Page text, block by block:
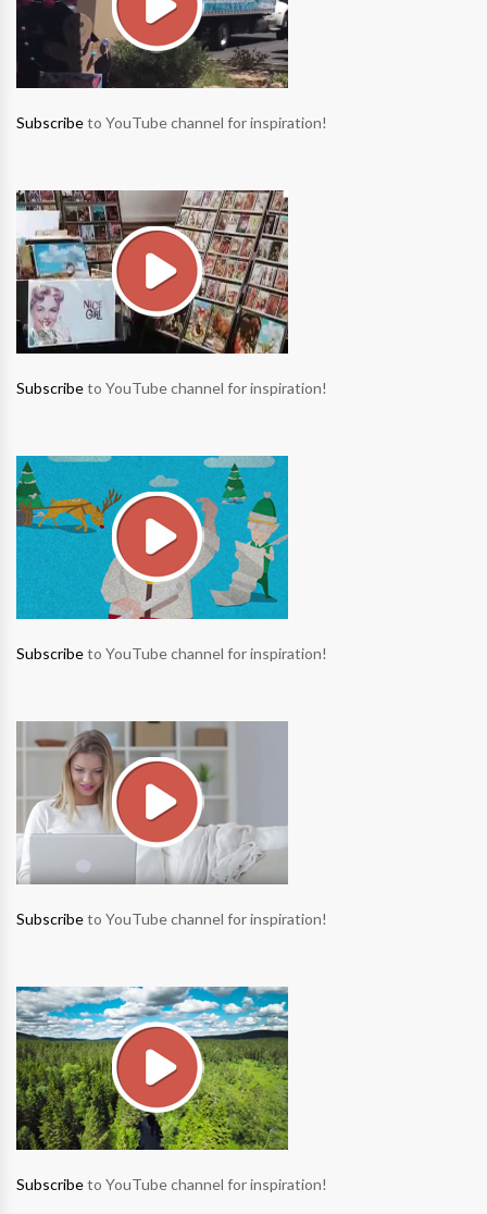
Subscribeto YouTube channel for inspiration!
Subscribeto YouTube channel for inspiration!
Subscribeto YouTube channel for inspiration!
Subscribeto YouTube channel for inspiration!
Subscribeto YouTube channel for inspiration!